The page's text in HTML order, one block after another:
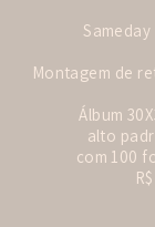
Montagem de
​Álbum
alto
com 100